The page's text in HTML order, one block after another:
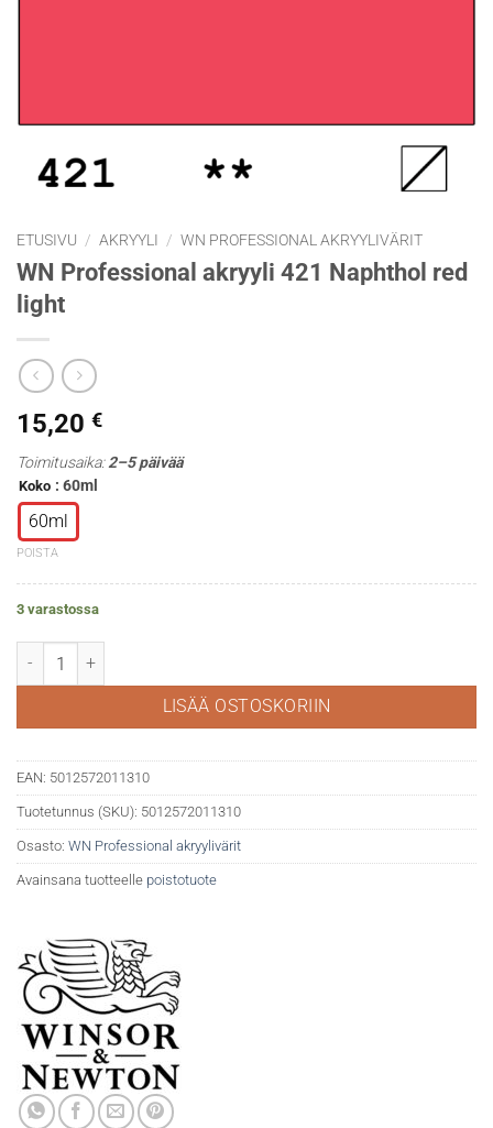
ETUSIVU / AKRYYLI / WN PROFESSIONAL AKRYYLIVÄRIT
WN Professional akryyli 421 Naphthol red
light
15,20 €
Toimitusaika:2–5 päivää
Koko : 60ml
60ml
POISTA
3 varastossa
WN Professional akryyli 421 Naphthol red light määrä
LISÄÄ OSTOSKORIIN
EAN: 5012572011310
Tuotetunnus (SKU): 5012572011310
Osasto: WN Professional akryylivärit
Avainsana tuotteelle poistotuote